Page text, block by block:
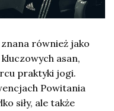
również jako
asan,
praktyki jogi.
Powitania
siły, ale także